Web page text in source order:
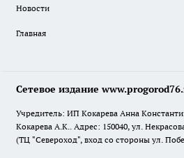
Новости
Главная
Сетевое издание
Учредитель: ИП Кокарева Анна
Кокарева А.К.. Адрес: 150040, ул.
(ТЦ "Североход", вход со стороны ул.